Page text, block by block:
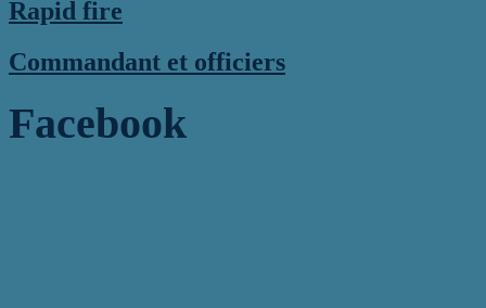
Rapid fire
Commandant et officiers
Facebook